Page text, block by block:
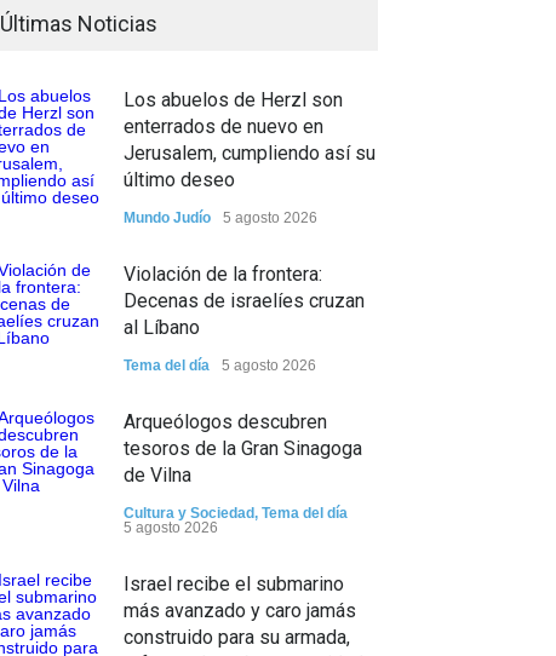
Últimas Noticias
Los abuelos de Herzl son
enterrados de nuevo en
Jerusalem, cumpliendo así su
último deseo
Mundo Judío 5 agosto 2026
Violación de la frontera:
Decenas de israelíes cruzan
al Líbano
Tema del día 5 agosto 2026
Arqueólogos descubren
tesoros de la Gran Sinagoga
de Vilna
Cultura y Sociedad, Tema del día
5 agosto 2026
Israel recibe el submarino
más avanzado y caro jamás
construido para su armada,